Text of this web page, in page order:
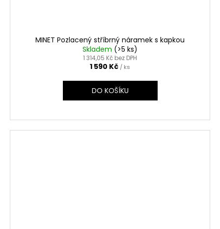
MINET Pozlacený stříbrný náramek s kapkou
Skladem (>5 ks)
1 314,05 Kč bez DPH
1 590 Kč / ks
DO KOŠÍKU